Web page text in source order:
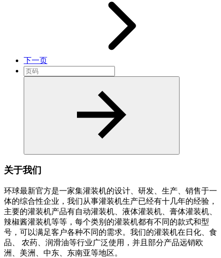
下一页
关于我们
环球最新官方是一家集灌装机的设计、研发、生产、销售于一
体的综合性企业，我们从事灌装机生产已经有十几年的经验，
主要的灌装机产品有自动灌装机、液体灌装机、膏体灌装机、
辣椒酱灌装机等等，每个类别的灌装机都有不同的款式和型
号，可以满足客户各种不同的需求。我们的灌装机在日化、食
品、 农药、润滑油等行业广泛使用，并且部分产品远销欧
洲、美洲、中东、东南亚等地区。